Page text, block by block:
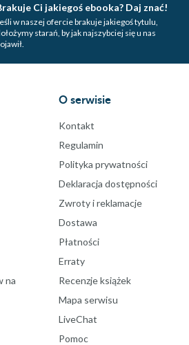
Ci jakiegoś ebooka? Daj znać!
w naszej ofercie brakuje jakiegoś tytulu,
starań, by jak najszybciej się u nas
na
O serwisie
Kontakt
Regulamin
Polityka prywatności
Deklaracja dostępności
Zwroty i reklamacje
Dostawa
Płatności
Erraty
Recenzje książek
Mapa serwisu
LiveChat
Pomoc